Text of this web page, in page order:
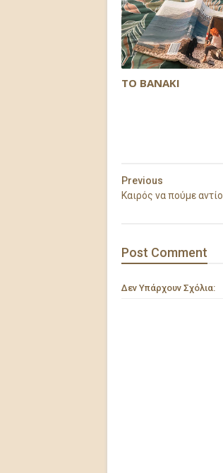
ΤΟ ΒΑΝΑΚΙ
Previous
Καιρός να πούμε αντίο
Post Comment
Δεν Υπάρχουν Σχόλια: